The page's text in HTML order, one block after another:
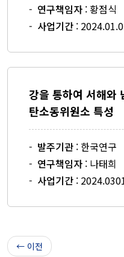
- 연구책임자 : 황점식
- 사업기간 :
강을 통하여 서해와
탄소동위원소 특성
- 발주기관 : 한국연구
- 연구책임자 : 나태희
- 사업기간 :
← 이전